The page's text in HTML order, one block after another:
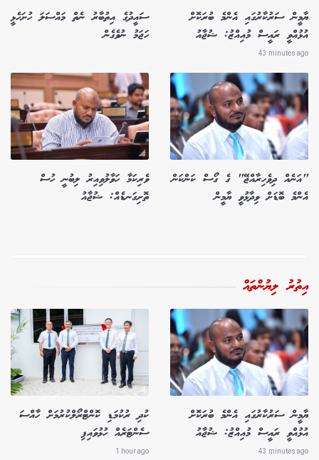
ޔާމީން ސަރުކާރުގައި އެންމެ ބުރަކޮށް
އުޅުއްވީ ރައީސް މުއިއްޒު: ޝުޖާއު
43 minutes ago
ސައީދުގެ އިތުބާރު ނެތް މައްސަލަ ހުށަހެޅީ
ހަޖަމު ނުވެގެން
"އަނެއް ދިވެހިރާއްޖޭ" ގެ ގޯސް ކަންކަން
އެންމެ ބޮޑަށް ވިދާޅުވީ ޔާމީން
ވެރިކަމާ ހަވާލުވިއިރު ލިބުނީ ހުސް
ތޮށިގަނޑެއް: ޝުޖާއު
އިތުރު ލިޔުންތައް
ޔާމީން ސަރުކާރުގައި އެންމެ ބުރަކޮށް
އުޅުއްވީ ރައީސް މުއިއްޒު: ޝުޖާއު
43 minutes ago
ކުދި ރުކުމަޑި ކޮންޓްރޯލްކުރުމަށް ހާއްސަ
ސެންޓަރެއް ހުޅުވައިފި
1 hour ago